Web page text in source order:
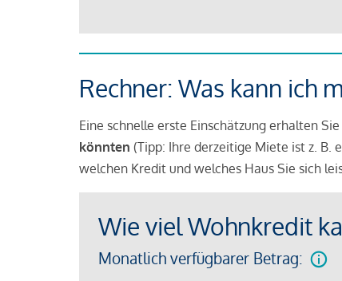
Rechner: Was kann ich
Eine schnelle erste Einschätzung erhalten
könnten (Tipp: Ihre derzeitige Miete ist z. B.
welchen Kredit und welches Haus Sie sich
Wie viel Wohnkredit
Monatlich verfügbarer Betrag: